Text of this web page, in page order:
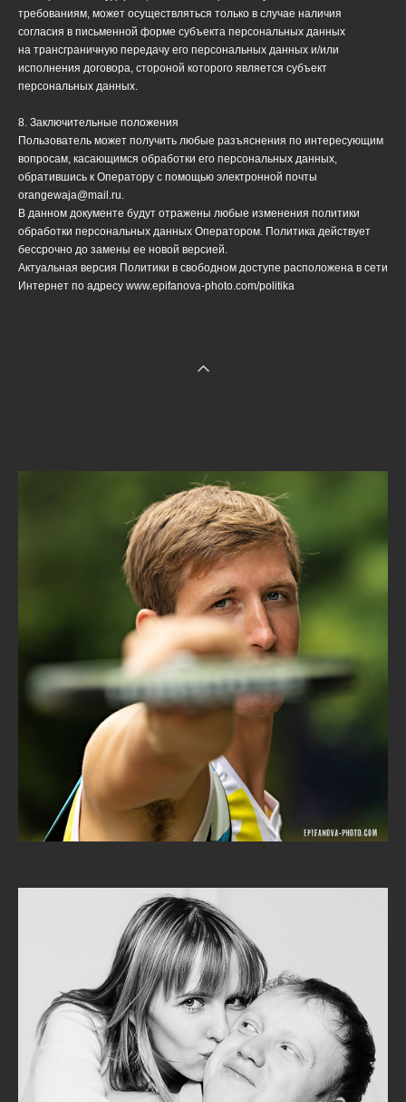
требованиям, может осуществляться только в случае наличия
согласия в письменной форме субъекта персональных данных
на трансграничную передачу его персональных данных и/или
исполнения договора, стороной которого является субъект
персональных данных.
8. Заключительные положения
Пользователь может получить любые разъяснения по интересующим
вопросам, касающимся обработки его персональных данных,
обратившись к Оператору с помощью электронной почты
orangewaja@mail.ru.
В данном документе будут отражены любые изменения политики
обработки персональных данных Оператором. Политика действует
бессрочно до замены ее новой версией.
Актуальная версия Политики в свободном доступе расположена в сети
Интернет по адресу www.epifanova-photo.com/politika